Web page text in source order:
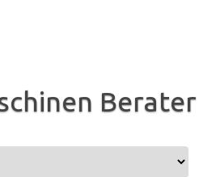
Berater